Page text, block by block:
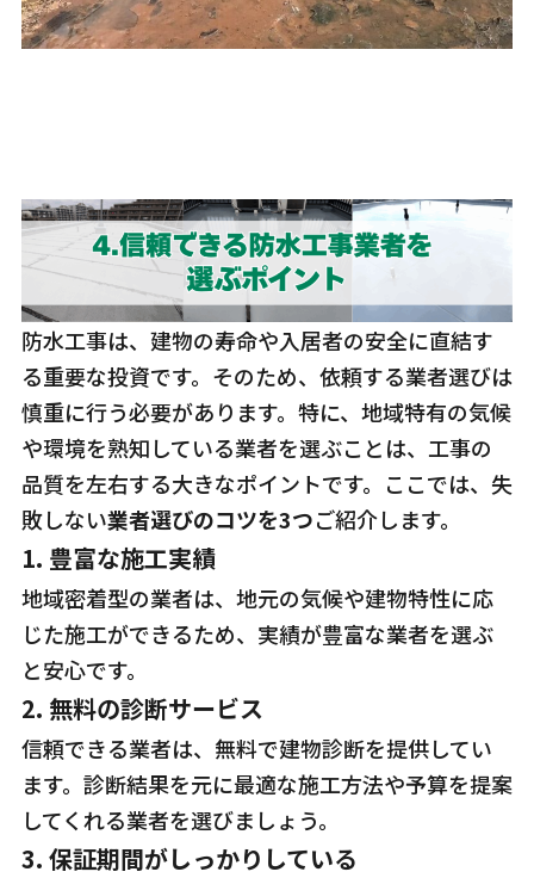
防水工事は、建物の寿命や入居者の安全に直結す
る重要な投資です。そのため、依頼する業者選びは
慎重に行う必要があります。特に、地域特有の気候
や環境を熟知している業者を選ぶことは、工事の
品質を左右する大きなポイントです。ここでは、失
敗しない業者選びのコツを3つご紹介します。
1. 豊富な施工実績
地域密着型の業者は、地元の気候や建物特性に応
じた施工ができるため、実績が豊富な業者を選ぶ
と安心です。
2. 無料の診断サービス
信頼できる業者は、無料で建物診断を提供してい
ます。診断結果を元に最適な施工方法や予算を提案
してくれる業者を選びましょう。
3. 保証期間がしっかりしている